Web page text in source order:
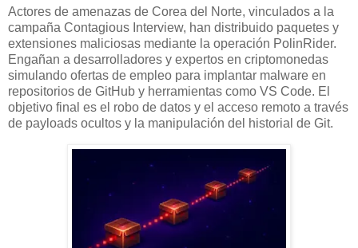
Actores de amenazas de Corea del Norte, vinculados a la
campaña Contagious Interview, han distribuido paquetes y
extensiones maliciosas mediante la operación PolinRider.
Engañan a desarrolladores y expertos en criptomonedas
simulando ofertas de empleo para implantar malware en
repositorios de GitHub y herramientas como VS Code. El
objetivo final es el robo de datos y el acceso remoto a través
de payloads ocultos y la manipulación del historial de Git.